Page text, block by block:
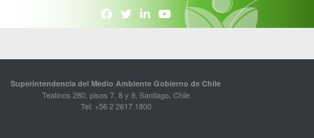
Superintendencia del Medio Ambiente Gobierno de Chile
Teatinos 280, pisos 7, 8 y 9, Santiago, Chile
Tel: +56 2 2617 1800